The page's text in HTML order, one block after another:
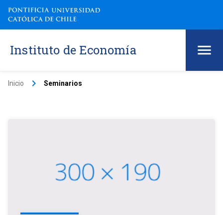
Instituto de Economía
Inicio keyboard_arrow_right Seminarios